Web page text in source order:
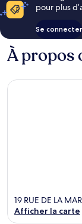
pour plus
Se connecter
À propos
19 RUE DE LA
Afficher la carte